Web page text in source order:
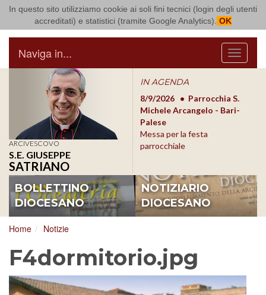
In questo sito utilizziamo cookie ai soli fini tecnici (login degli utenti
accreditati) e statistici (tramite Google Analytics). OK
Arcidiocesi di Bari Bitonto
Menu
Naviga in...
ARCIVESCOVO
S.E. GIUSEPPE
SATRIANO
IN AGENDA
8/17/2026
Conversano
Conferenza Episcopale
Pugliese
8/9/2026
Parrocchia S.
Michele Arcangelo - Bari-
Palese
Messa per la festa
parrocchiale
BOLLETTINO
DIOCESANO
NOTIZIARIO
DIOCESANO
Home Notizie
F4dormitorio.jpg